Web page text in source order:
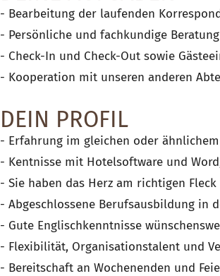
- Bearbeitung der laufenden
- Persönliche und fachkundige
- Check-In und Check-Out sowie
- Kooperation mit unseren anderen
DEIN PROFIL
- Erfahrung im gleichen oder
- Kentnisse mit Hotelsoftware und
- Sie haben das Herz am richtigen Fleck
- Abgeschlossene Berufsausbildung in
- Gute Englischkenntnisse
- Flexibilität, Organisationstalent und
- Bereitschaft an Wochenenden und